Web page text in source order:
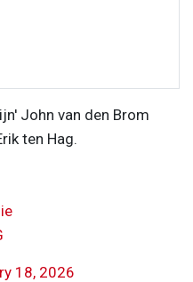
John van den Brom
ten Hag.
18, 2026